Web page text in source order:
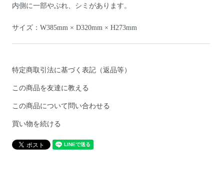
内側に一部やぶれ、シミがあります。
サイズ：W385mm × D320mm × H273mm
特定商取引法に基づく表記（返品等）
この商品を友達に教える
この商品について問い合わせる
買い物を続ける